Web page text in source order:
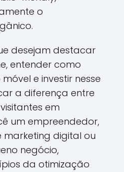
o
desejam destacar
entender como
e investir nesse
a diferença entre
em
um empreendedor,
marketing digital ou
negócio,
da otimização